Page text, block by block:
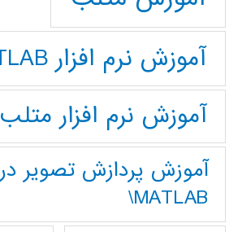
آموزش نرم افزار MATLAB
آموزش نرم افزار متلب
آموزش پردازش تصوير در
MATLAB\